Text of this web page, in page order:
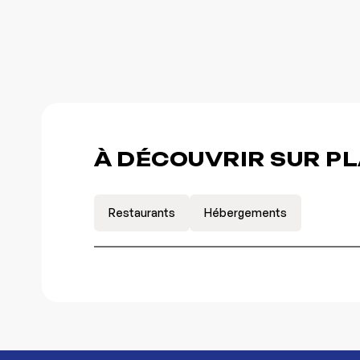
À DÉCOUVRIR SUR
Restaurants Hébergements